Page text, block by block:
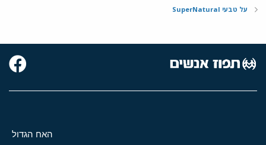
על טבעי SuperNatural
האח הגדול